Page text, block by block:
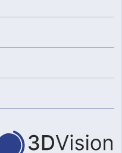
литья